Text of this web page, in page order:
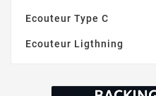
Ecouteur Type C
Ecouteur Ligthning